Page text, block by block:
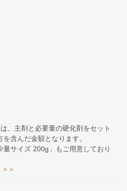
、主剤と必要量の硬化剤をセット
含んだ金額となります。
サイズ 200g」もご用意しており
＞